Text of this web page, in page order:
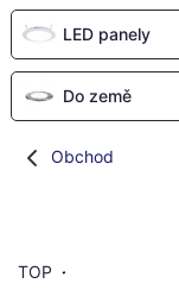
LED panely
Do země
Obchod
TOP